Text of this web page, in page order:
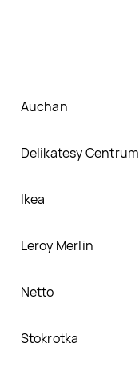
Auchan
Delikatesy Centrum
Ikea
Leroy Merlin
Netto
Stokrotka